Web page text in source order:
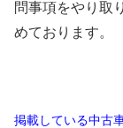
問事項をやり取
めております。
掲載している中古